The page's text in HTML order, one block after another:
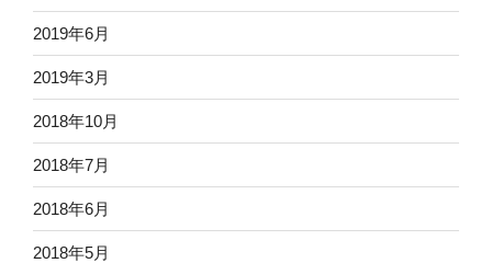
2019年6月
2019年3月
2018年10月
2018年7月
2018年6月
2018年5月